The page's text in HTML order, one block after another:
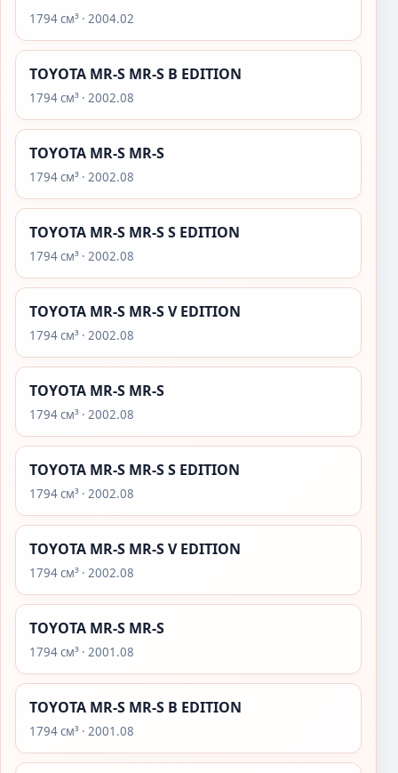
1794 см³ · 2004.02
TOYOTA MR-S MR-S B EDITION
1794 см³ · 2002.08
TOYOTA MR-S MR-S
1794 см³ · 2002.08
TOYOTA MR-S MR-S S EDITION
1794 см³ · 2002.08
TOYOTA MR-S MR-S V EDITION
1794 см³ · 2002.08
TOYOTA MR-S MR-S
1794 см³ · 2002.08
TOYOTA MR-S MR-S S EDITION
1794 см³ · 2002.08
TOYOTA MR-S MR-S V EDITION
1794 см³ · 2002.08
TOYOTA MR-S MR-S
1794 см³ · 2001.08
TOYOTA MR-S MR-S B EDITION
1794 см³ · 2001.08